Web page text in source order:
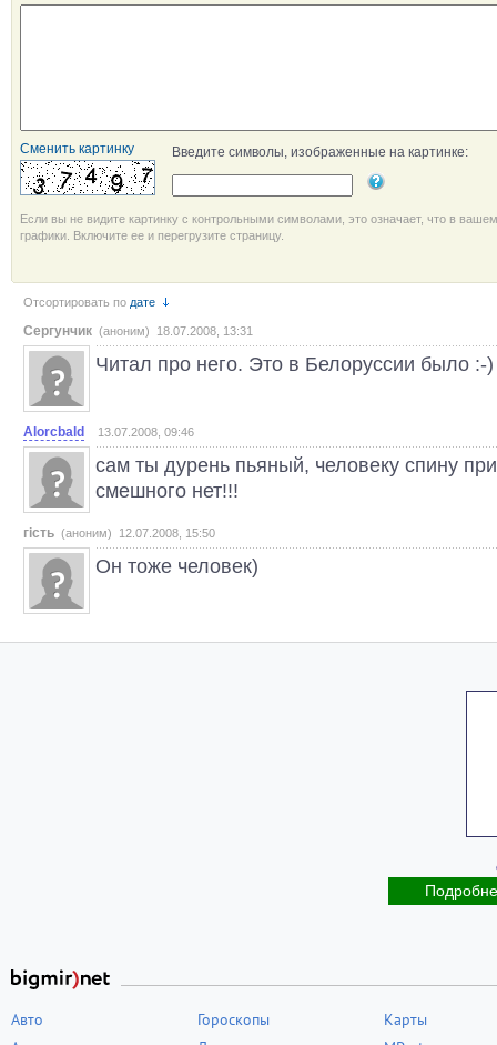
Сменить картинку Введите символы, изображенные на картинке:
Если вы не видите картинку с контрольными символами, это означает, что в
графики. Включите ее и перегрузите страницу.
Отсортировать по дате
Сергунчик (аноним) 18.07.2008, 13:31
Читал про него. Это в Белоруссии было :-)
Alorcbald 13.07.2008, 09:46
сам ты дурень пьяный, человеку спину
смешного нет!!!
гість (аноним) 12.07.2008, 15:50
Он тоже человек)
Авто
Гороскопы
Карты